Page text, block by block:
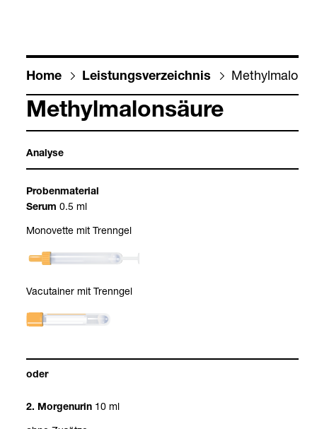
Home Leis­tungs­ver­zeich­nis
Methyl­ma­lon­säure
Ana­lyse
Pro­ben­ma­te­rial
Serum 0.5 ml
Mono­vette mit Trenn­gel
Vacu­tai­ner mit Trenn­gel
oder
2. Mor­gen­urin 10 ml